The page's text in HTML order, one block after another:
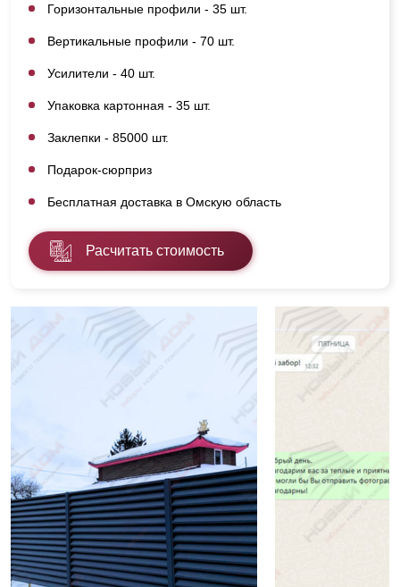
Горизонтальные профили - 35 шт.
Вертикальные профили - 70 шт.
Усилители - 40 шт.
Упаковка картонная - 35 шт.
Заклепки - 85000 шт.
Подарок-сюрприз
Бесплатная доставка в Омскую область
Расчитать стоимость